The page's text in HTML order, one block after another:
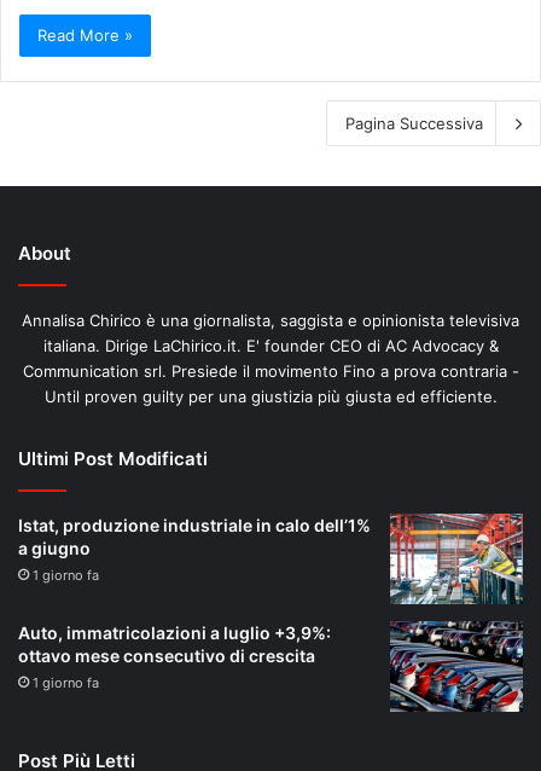
Read More »
Pagina Successiva
About
Annalisa Chirico è una giornalista, saggista e opinionista televisiva
italiana. Dirige LaChirico.it. E' founder CEO di AC Advocacy &
Communication srl. Presiede il movimento Fino a prova contraria -
Until proven guilty per una giustizia più giusta ed efficiente.
Ultimi Post Modificati
Istat, produzione industriale in calo dell’1%
a giugno
1 giorno fa
Auto, immatricolazioni a luglio +3,9%:
ottavo mese consecutivo di crescita
1 giorno fa
Post Più Letti